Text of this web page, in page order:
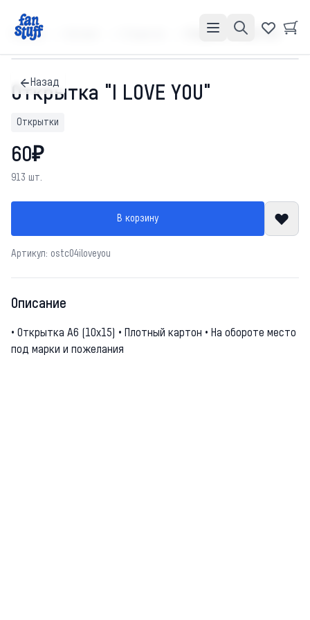
Главная Открытка "I LOVE YOU"
Назад
Открытка "I LOVE YOU"
Открытки
60₽
913 шт.
В корзину
Артикул: ostc04iloveyou
Описание
• Открытка А6 (10х15) • Плотный картон • На обороте место
под марки и пожелания